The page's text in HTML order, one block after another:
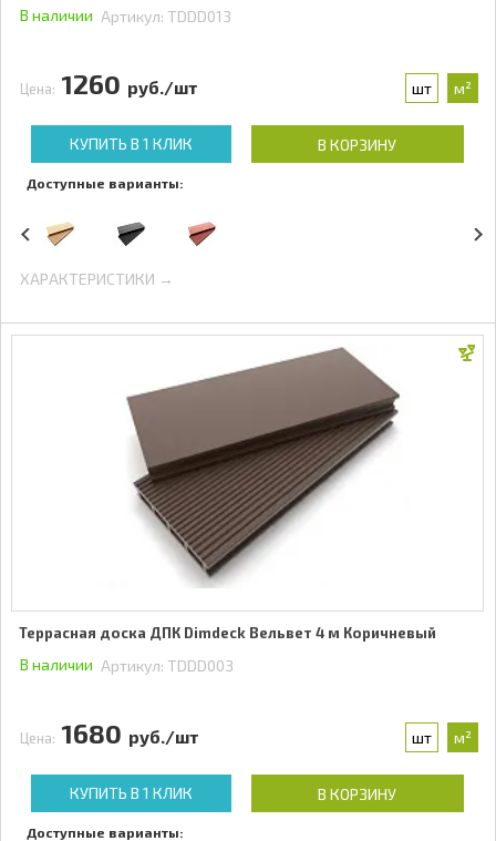
В наличии Артикул: TDDD013
Цена: 1260 руб./шт шт м²
КУПИТЬ В 1 КЛИК В КОРЗИНУ
Доступные варианты:
ХАРАКТЕРИСТИКИ →
Террасная доска ДПК Dimdeck Вельвет 4 м Коричневый
В наличии Артикул: TDDD003
Цена: 1680 руб./шт шт м²
КУПИТЬ В 1 КЛИК В КОРЗИНУ
Доступные варианты: